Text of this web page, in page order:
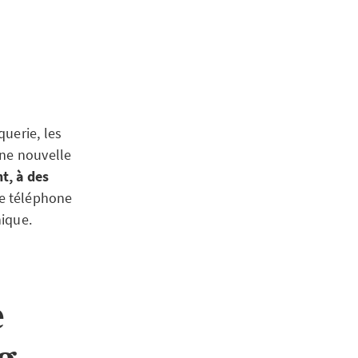
les
nouvelle
à des
téléphone